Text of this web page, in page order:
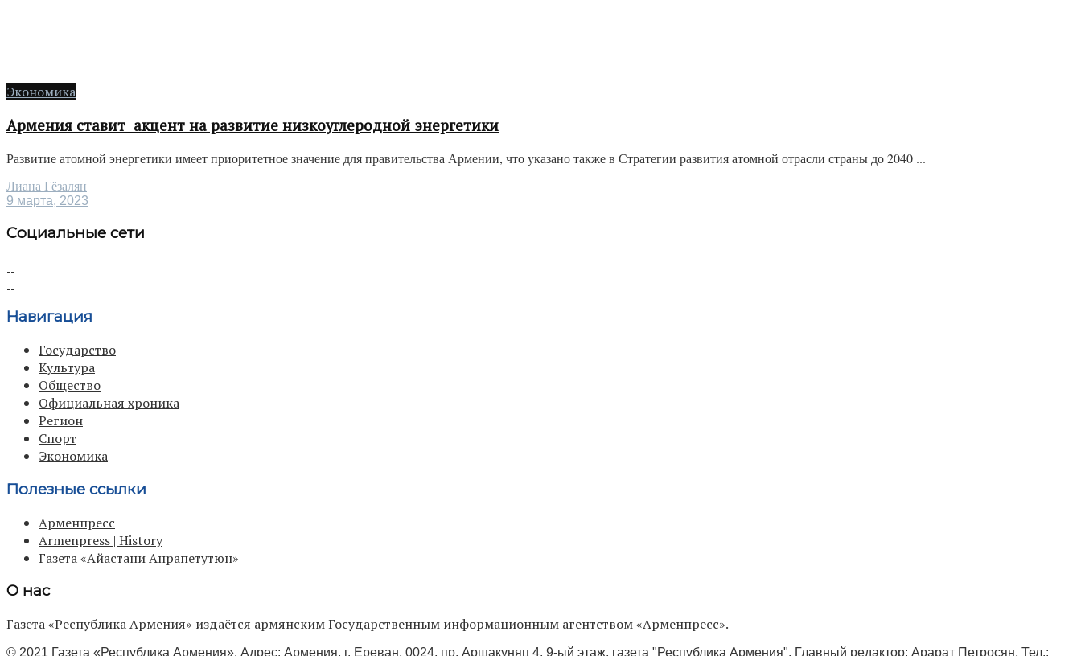
Экономика
Армения ставит акцент на развитие низкоуглеродной энергетики
Развитие атомной энергетики имеет приоритетное значение для правительства Армении, что указано также в Стратегии развития атомной отрасли страны до 2040 ...
Лиана Гёзалян
9 марта, 2023
Социальные сети
Навигация
Государство
Культура
Общество
Официальная хроника
Регион
Спорт
Экономика
Полезные ссылки
Арменпресс
Armenpress | History
Газета «Айастани Анрапетутюн»
О нас
Газета «Республика Армения» издаётся армянским Государственным информационным агентством «Арменпресс».
© 2021 Газета «Республика Армения». Адрес: Армения, г. Ереван, 0024, пр. Аршакуняц 4, 9-ый этаж, газета "Республика Армения", Главный редактор: Арарат Петросян, Тел.: